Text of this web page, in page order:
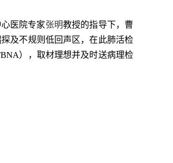
医院专家张明教授的指导下，曹
及不规则低回声区，在此肺活检
），取材理想并及时送病理检